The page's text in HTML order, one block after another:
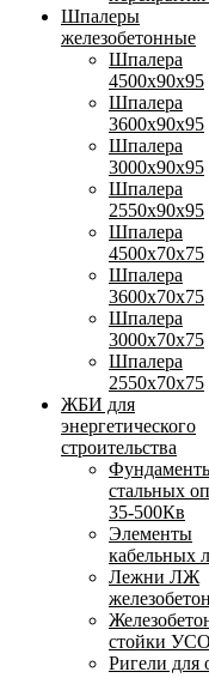
Шпалеры
железобетонные
Шпалера
4500х90х95
Шпалера
3600х90х95
Шпалера
3000х90х95
Шпалера
2550х90х95
Шпалера
4500х70х75
Шпалера
3600х70х75
Шпалера
3000х70х75
Шпалера
2550х70х75
ЖБИ для
энергетического
строительства
стальных
35-500Кв
Элементы
кабельных
Лежни ЛЖ
стойки УСО
Ригели для